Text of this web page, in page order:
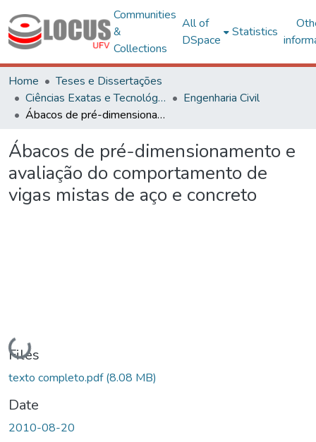
Communities
&
Collections
All of
DSpace
Statistics
Home
Teses e Dissertações
Ciências Exatas e Tecnológicas
Engenharia Civil
Ábacos de pré-dimensionamento e avaliação do comportamento de vigas mistas de aço e concreto
Ábacos de pré-dimensionamento e
avaliação do comportamento de
vigas mistas de aço e concreto
Loading...
Files
texto completo.pdf(8.08 MB)
Date
2010-08-20